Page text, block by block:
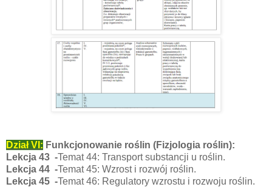
Dział VI: Funkcjonowanie roślin (Fizjologia roślin):
Lekcja 43 -Temat 44: Transport substancji u roślin.
Lekcja 44 -Temat 45: Wzrost i rozwój roślin.
Lekcja 45 -Temat 46: Regulatory wzrostu i rozwoju roślin.